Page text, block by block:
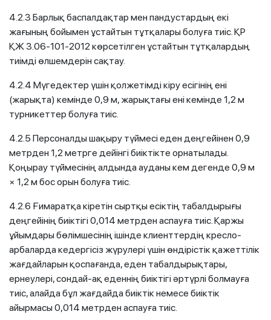
4.2.3 Барлық баспалдақтар мен пандустардың екі
жағының бойымен ұстайтын тұтқалары болуға тиіс. ҚР
ҚЖ 3.06-101-2012 көрсетілген ұстайтын тұтқалардың
тиімді өлшемдерін сақтау.
4.2.4 Мүгедектер үшін қолжетімді кіру есігінің ені
(жарықта) кемінде 0,9 м, жарықтағы ені кемінде 1,2 м
турникеттер болуға тиіс.
4.2.5 Персоналды шақыру түймесі еден деңгейінен 0,9
метрден 1,2 метрге дейінгі биіктікте орнатылады.
Қоңырау түймесінің алдында ауданы кем дегенде 0,9 м
× 1,2 м бос орын болуға тиіс.
4.2.6 Ғимаратқа кіретін сыртқы есіктің табалдырығы
деңгейінің биіктігі 0,014 метрден аспауға тиіс. Қаржы
ұйымдары бөлімшесінің ішінде клиенттердің кресло-
арбаларда кедергісіз жүрулері үшін өндірістік қажеттілік
жағдайларын қоспағанда, еден табалдырықтары,
ернеулері, сондай-ақ еденнің биіктігі әртүрлі болмауға
тиіс, алайда бұл жағдайда биіктік немесе биіктік
айырмасы 0,014 метрден аспауға тиіс.